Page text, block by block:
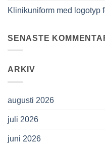
Klinikuniform med logotyp
SENASTE
ARKIV
augusti 2026
juli 2026
juni 2026